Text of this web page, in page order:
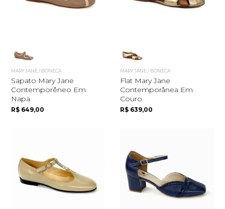
MARY JANE / BONECA
Sapato Mary Jane
Contemporêneo Em
Napa
R$ 649,00
MARY JANE / BONECA
Flat Mary Jane
Contemporânea Em
Couro
R$ 639,00